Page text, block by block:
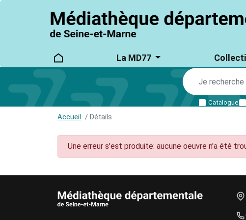
logo
main_menu
Main
navigation
La MD77
Catalogue
Accueil Détails
Une erreur s'est produite: aucune oeuvre n'a été
AUTRES INFORMATIONS ET MENTIONS LÉGALES